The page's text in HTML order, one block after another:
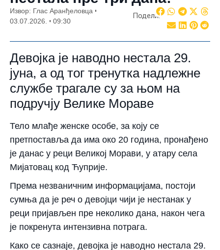
Извор: Глас Аранђеловца
03.07.2026.
09:30
Подели:
Девојка је наводно нестала 29.
јуна, а од тог тренутка надлежне
службе трагале су за њом на
подручју Велике Мораве
Тело млађе женске особе, за коју се
претпоставља да има око 20 година, пронађено
је данас у реци Великој Морави, у атару села
Мијатовац код Ћуприје.
Према незваничним информацијама, постоји
сумња да је реч о девојци чији је нестанак у
реци пријављен пре неколико дана, након чега
је покренута интензивна потрага.
Како се сазнаје, девојка је наводно нестала 29.